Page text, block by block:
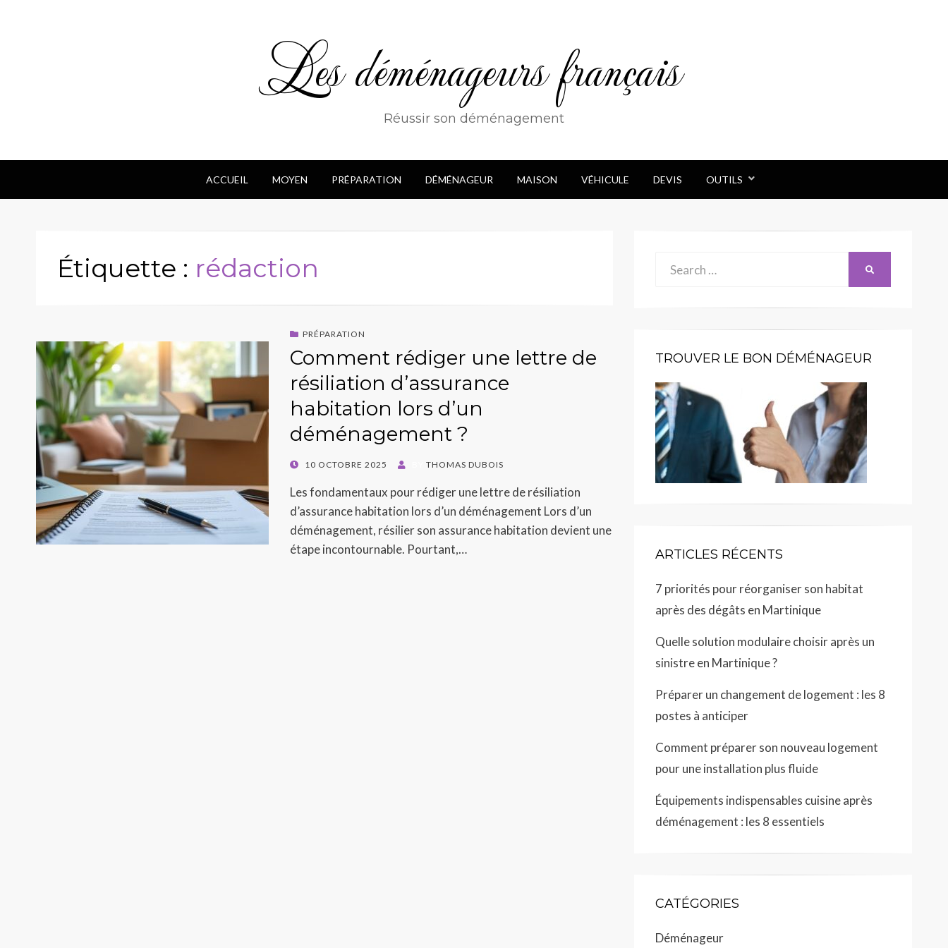
Les déménageurs français
Réussir son déménagement
ACCUEIL MOYEN PRÉPARATION DÉMÉNAGEUR MAISON VÉHICULE DEVIS OUTILS
Étiquette : rédaction
PRÉPARATION
Comment rédiger une lettre de
résiliation d’assurance
habitation lors d’un
déménagement ?
POSTED
10 OCTOBRE 2025 THOMAS DUBOIS
Les fondamentaux pour rédiger une lettre de résiliation
d’assurance habitation lors d’un déménagement Lors d’un
déménagement, résilier son assurance habitation devient une
étape incontournable. Pourtant,…
TROUVER LE BON DÉMÉNAGEUR
ARTICLES RÉCENTS
7 priorités pour réorganiser son habitat
après des dégâts en Martinique
Quelle solution modulaire choisir après un
sinistre en Martinique ?
Préparer un changement de logement : les 8
postes à anticiper
Comment préparer son nouveau logement
pour une installation plus fluide
Équipements indispensables cuisine après
déménagement : les 8 essentiels
CATÉGORIES
Déménageur